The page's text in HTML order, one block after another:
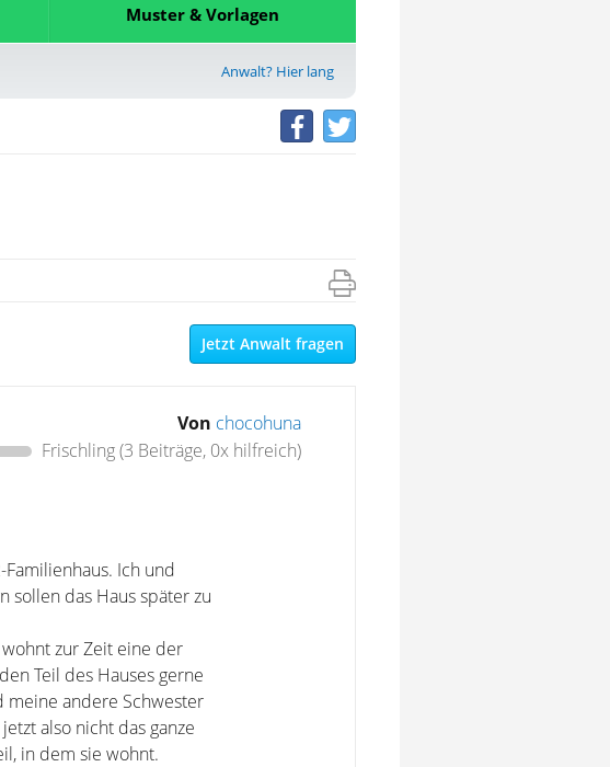
Muster & Vorlagen
Anwalt? Hier lang
Jetzt Anwalt fragen
Von chocohuna
Frischling(3 Beiträge, 0x hilfreich)
Ich und
sollen das Haus später zu
zur Zeit eine der
Teil des Hauses gerne
andere Schwester
also nicht das ganze
in dem sie wohnt.